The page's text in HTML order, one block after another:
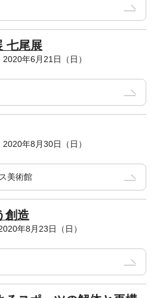
七尾展
年6月21日（日）
年8月30日（日）
美術館
創造
年8月23日（日）